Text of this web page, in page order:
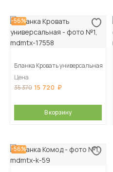
-56%
Бланка Кровать универсальная
Цена
35 370 15 720
В корзину
-56%